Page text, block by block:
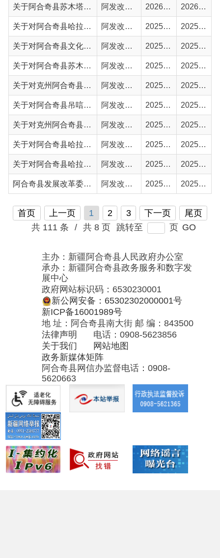
关于对阿合奇县吊唁厅提升改造项目可行性研究报告（代初步设计）的批复 阿发改字〔2025〕118号 2025-09-12 2025-09-18
关于对克州阿合奇县教育系统信息化设备能力提升项目可行性研究报告的批复 阿发改字〔2025〕119号 2025-09-12 2025-09-17
关于对阿合奇县哈拉布拉克乡中心小学维修改造项目可行性研究报告（代初步设计）的批复 阿发改字〔2025〕110号 2025-09-04 2025-09-04
关于对阿合奇县哈拉布拉克乡中心幼儿园维修改造项目可行性研究报告（代初步设计）的批复 阿发改字〔2025〕109号 2025-08-28 2025-09-04
阿合奇县发展改革委关于阿合奇县人民法院涉案物品室彩钢房金属门窗工程改造项目可行性研究报告（代初步设计）的批复 阿发改字〔2025〕84号
首页 上一页 1 3 下一页
尾页
共 111 条
主办：新疆阿合奇县人民政府办公室
承办：新疆阿合奇县政务服务和数字发
展中心
政府网站标识码：6530230001
新ICP备16001989号
地 址：阿合奇县南大街 邮 编：843500
法律声明 电话：0908-5623856
政务新媒体矩阵
阿合奇县网信办监督电话：0908-
5620663